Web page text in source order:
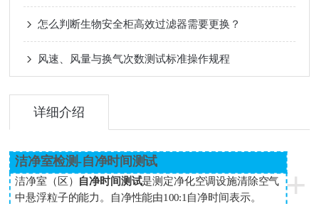
怎么判断生物安全柜高效过滤器需要更换？
风速、风量与换气次数测试标准操作规程
详细介绍
+
洁净室检测-自净时间测试
洁净室（区） 自净时间测试是测定净化空调设施清除空气
中悬浮粒子的能力。自净性能由100:1 自净时间表示。